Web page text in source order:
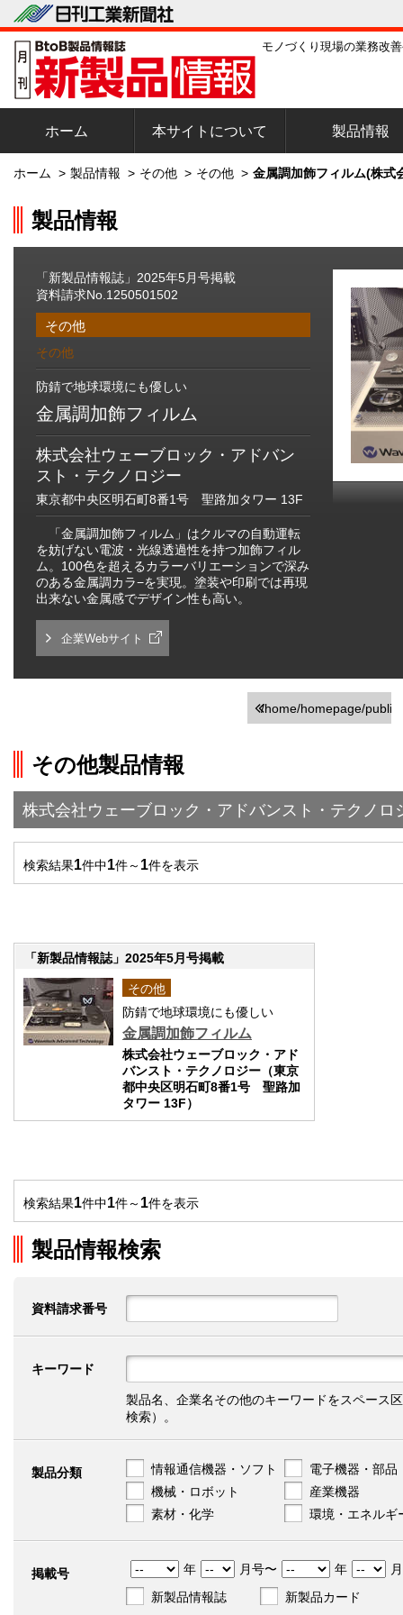
モノづくり現場の業務改
ホーム 本サイトについて 製品情報
ホーム > 製品情報 > その他 > その他 > 金属調加飾フィルム(株式
製品情報
「新製品情報誌」2025年5月号掲載
資料請求No.1250501502
その他
その他
防錆で地球環境にも優しい
金属調加飾フィルム
株式会社ウェーブロック・アドバン
スト・テクノロジー
東京都中央区明石町8番1号 聖路加タワー 13F
「金属調加飾フィルム」はクルマの自動運転
を妨げない電波・光線透過性を持つ加飾フィル
ム。100色を超えるカラーバリエーションで深み
のある金属調カラ−を実現。塗装や印刷では再現
出来ない金属感でデザイン性も高い。
企業Webサイト
/home/homepage/
その他製品情報
株式会社ウェーブロック・アドバンスト・テクノロ
検索結果1件中1件～ 1件を表示
「新製品情報誌」2025年5月号掲載
その他
防錆で地球環境にも優しい
金属調加飾フィルム
株式会社ウェーブロック・アド
バンスト・テクノロジー（東京
都中央区明石町8番1号 聖路加
タワー 13F）
検索結果1件中1件～ 1件を表示
製品情報検索
資料請求番号
キーワード
製品名、企業名その他のキーワードをスペース
検索）。
製品分類 情報通信機器・ソフト
電子機器・部品
機械・ロボット
産業機器
素材・化学
環境・エネルギ
掲載号 年 月号〜 年
新製品情報誌
新製品カード